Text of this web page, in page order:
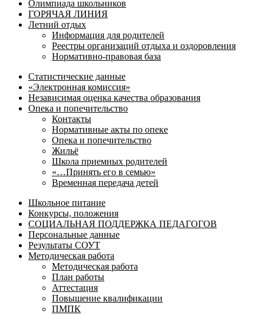
Олимпиада школьников
ГОРЯЧАЯ ЛИНИЯ
Летний отдых
Информация для родителей
Реестры организаций отдыха и оздоровления
Нормативно-правовая база
Статистические данные
«Электронная комиссия»
Независимая оценка качества образования
Опека и попечительство
Контакты
Нормативные акты по опеке
Опека и попечительство
Жильё
Школа приемных родителей
«…Принять его в семью»
Временная передача детей
Школьное питание
Конкурсы, положения
СОЦИАЛЬНАЯ ПОДДЕРЖКА ПЕДАГОГОВ
Персональные данные
Результаты СОУТ
Методическая работа
Методическая работа
План работы
Аттестация
Повышение квалификации
ПМПК